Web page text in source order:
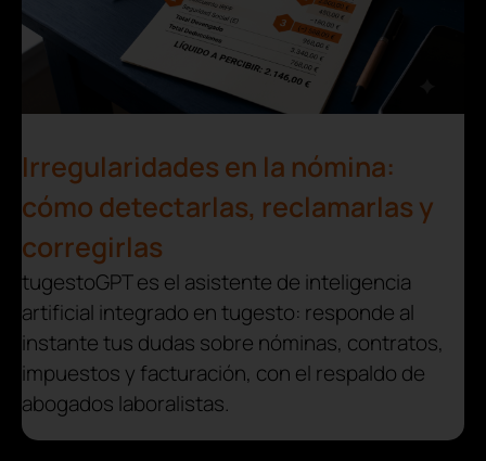
Irregularidades en la nómina:
cómo detectarlas, reclamarlas y
corregirlas
tugestoGPT es el asistente de inteligencia
artificial integrado en tugesto: responde al
instante tus dudas sobre nóminas, contratos,
impuestos y facturación, con el respaldo de
abogados laboralistas.